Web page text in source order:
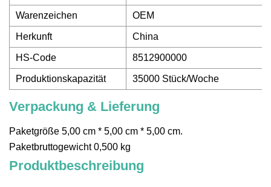
Warenzeichen OEM
Herkunft China
HS-Code 8512900000
Produktionskapazität 35000 Stück/Woche
Verpackung & Lieferung
Paketgröße 5,00 cm * 5,00 cm * 5,00 cm.
Paketbruttogewicht 0,500 kg
Produktbeschreibung